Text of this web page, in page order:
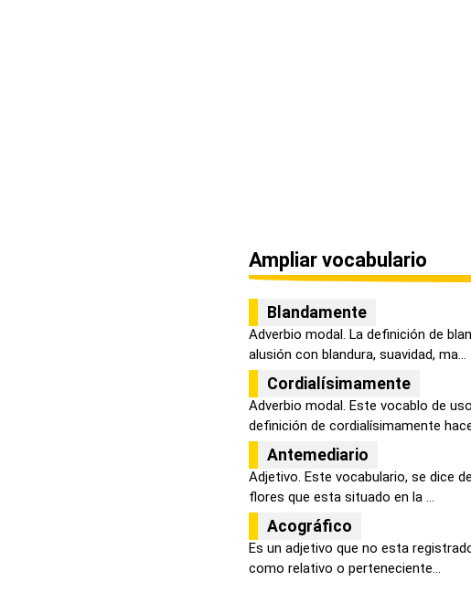
Ampliar vocabulario
Blandamente
Adverbio modal. La definición de
alusión con blandura, suavidad, ma...
Cordialísimamente
Adverbio modal. Este vocablo de
definición de cordialísimamente
Antemediario
Adjetivo. Este vocabulario, se dice
flores que esta situado en la ...
Acográfico
Es un adjetivo que no esta
como relativo o perteneciente...